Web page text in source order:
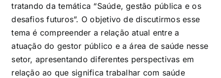
tratando da temática “Saúde, gestão pública e os
desafios futuros”. O objetivo de discutirmos esse
tema é compreender a relação atual entre a
atuação do gestor público e a área de saúde nesse
setor, apresentando diferentes perspectivas em
relação ao que significa trabalhar com saúde